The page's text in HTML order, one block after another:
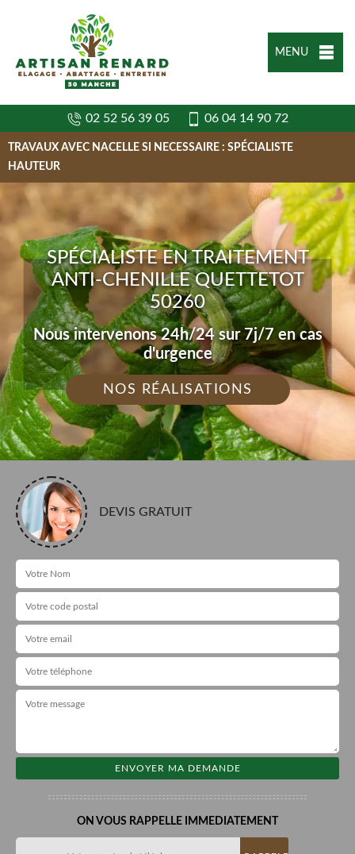
MENU
02 52 56 39 05 06 04 14 90 72
TRAVAUX AVEC NACELLE SI NECESSAIRE : SPÉCIALISTE
HAUTEUR
SPÉCIALISTE EN TRAITEMENT
ANTI-CHENILLE QUETTETOT
50260
Nous intervenons 24h/24 sur 7j/7 en cas
d'urgence
NOS RÉALISATIONS
DEVIS GRATUIT
ON VOUS RAPPELLE IMMEDIATEMENT